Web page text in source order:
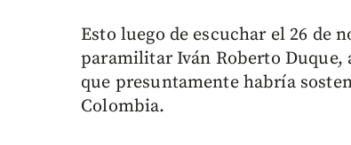
Esto luego de escuchar el 26 de
paramilitar Iván Roberto Duque,
que presuntamente habría
Colombia.